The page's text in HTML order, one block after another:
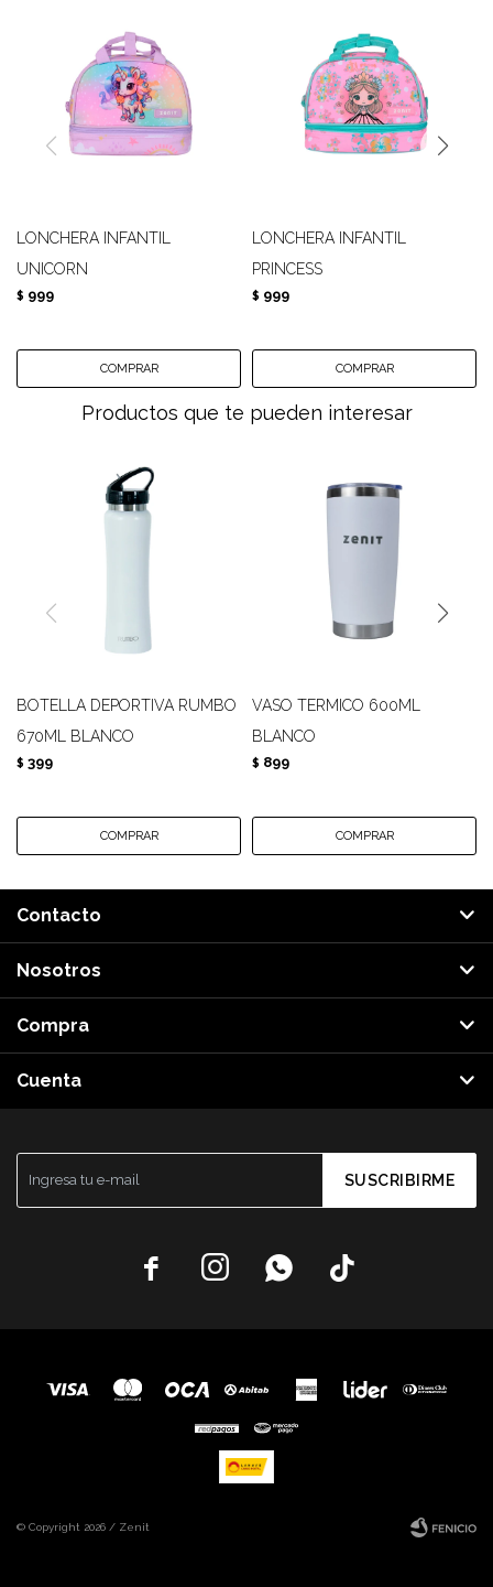
LONCHERA INFANTIL
UNICORN
$ 999
LONCHERA INFANTIL
PRINCESS
$ 999
Productos que te pueden interesar
BOTELLA DEPORTIVA RUMBO
670ML BLANCO
$ 399
VASO TERMICO 600ML
BLANCO
$ 899
SUSCRIBIRME
   
Contacto
Nosotros
Compra
Cuenta
© Copyright 2026 / Zenit